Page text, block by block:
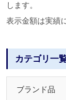
します。
表示金額は実績
カテゴリ一
ブランド品